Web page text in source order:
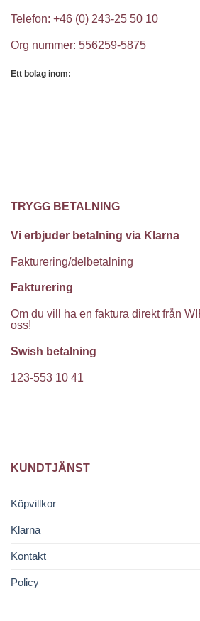
Telefon: +46 (0) 243-25 50 10
Org nummer: 556259-5875
Ett bolag inom:
TRYGG BETALNING
Vi erbjuder betalning via Klarna
Fakturering/delbetalning
Fakturering
Om du vill ha en faktura direkt från
oss!
Swish betalning
123-553 10 41
KUNDTJÄNST
Köpvillkor
Klarna
Kontakt
Policy